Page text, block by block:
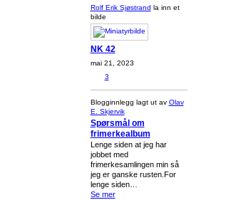
Rolf Erik Sjøstrand la inn et
bilde
NK 42
mai 21, 2023
3
Blogginnlegg lagt ut av Olav
E. Skjervik
Spørsmål om
frimerkealbum
Lenge siden at jeg har
jobbet med
frimerkesamlingen min så
jeg er ganske rusten.For
lenge siden…
Se mer